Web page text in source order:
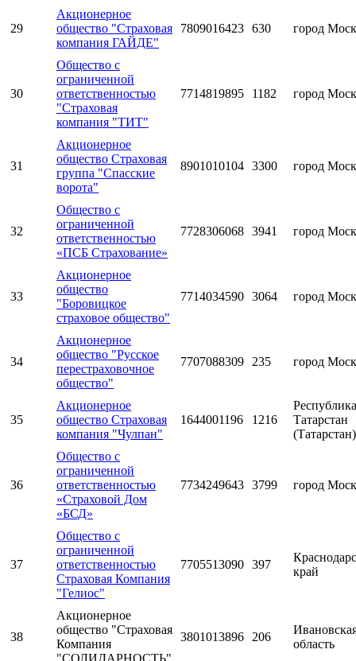
29
Акционерное
общество "Страховая
компания ГАЙДЕ"
7809016423 630 город
30
Общество с
ограниченной
ответственностью
"Страховая
компания "ТИТ"
7714819895 1182 город
31
Акционерное
общество Страховая
группа "Спасские
ворота"
8901010104 3300 город
32
Общество с
ограниченной
ответственностью
«ПСБ Страхование»
7728306068 3941 город
33
Акционерное
общество
"Боровицкое
страховое общество"
7714034590 3064 город
34
Акционерное
общество "Русское
перестраховочное
общество"
7707088309 235 город
35
Акционерное
общество Страховая
компания "Чулпан"
1644001196 1216
Республика
Татарстан
(Татарстан)
36
Общество с
ограниченной
ответственностью
«Страховой Дом
«БСД»
7734249643 3799 город
37
Общество с
ограниченной
ответственностью
Страховая Компания
"Гелиос"
7705513090 397
край
38
Акционерное
общество "Страховая
Компания
3801013896 206
область